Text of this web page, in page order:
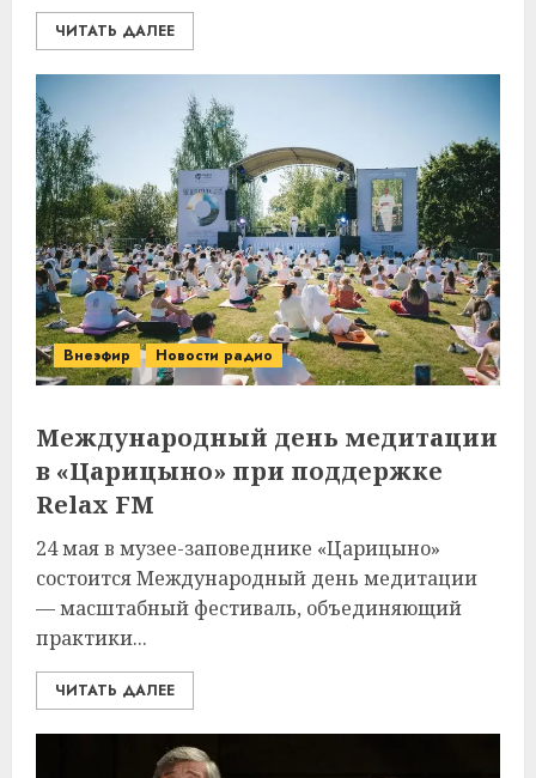
ЧИТАТЬ ДАЛЕЕ
Внеэфир Новости радио
Международный день медитации
в «Царицыно» при поддержке
Relax FM
24 мая в музее-заповеднике «Царицыно»
состоится Международный день медитации
— масштабный фестиваль, объединяющий
практики...
ЧИТАТЬ ДАЛЕЕ